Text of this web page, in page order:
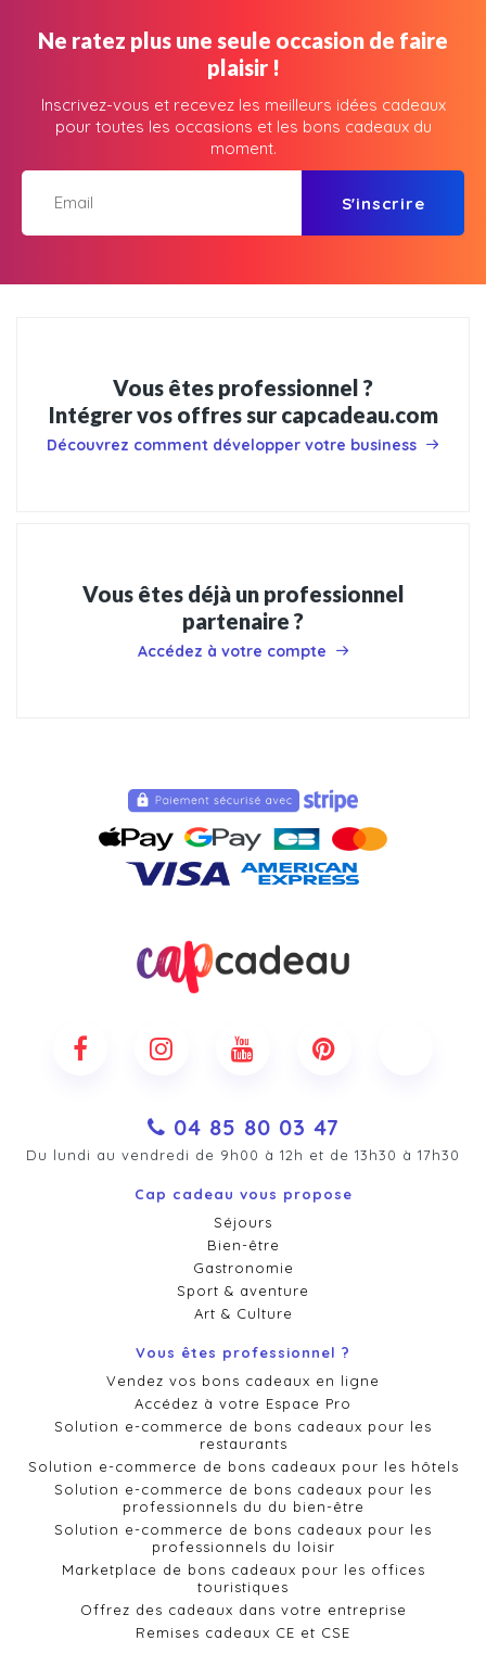
Ne ratez plus une seule occasion de faire
plaisir !
Inscrivez-vous et recevez les meilleurs idées cadeaux
pour toutes les occasions et les bons cadeaux du
moment.
S'inscrire
Vous êtes professionnel ?
Intégrer vos offres sur capcadeau.com
Découvrez comment développer votre business
Vous êtes déjà un professionnel
partenaire ?
Accédez à votre compte
04 85 80 03 47
Du lundi au vendredi de 9h00 à 12h et de 13h30 à 17h30
Cap cadeau vous propose
Séjours
Bien-être
Gastronomie
Sport & aventure
Art & Culture
Vous êtes professionnel ?
Vendez vos bons cadeaux en ligne
Accédez à votre Espace Pro
Solution e-commerce de bons cadeaux pour les
restaurants
Solution e-commerce de bons cadeaux pour les hôtels
Solution e-commerce de bons cadeaux pour les
professionnels du du bien-être
Solution e-commerce de bons cadeaux pour les
professionnels du loisir
Marketplace de bons cadeaux pour les offices
touristiques
Offrez des cadeaux dans votre entreprise
Remises cadeaux CE et CSE